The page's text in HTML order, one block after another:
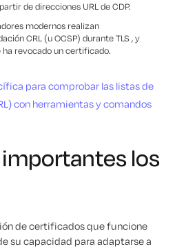
de direcciones URL de CDP.
modernos realizan
CRL (u OCSP) durante TLS , y
ha revocado un certificado.
para comprobar las listas de
con herramientas y comandos
los
de certificados que funcione
su capacidad para adaptarse a